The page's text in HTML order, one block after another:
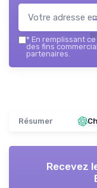
* En remplissant
des fins
partenaires.
Résumer
Recevez